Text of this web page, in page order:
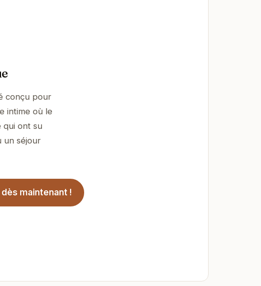
conçu pour
intime où le
qui ont su
un séjour
maintenant !